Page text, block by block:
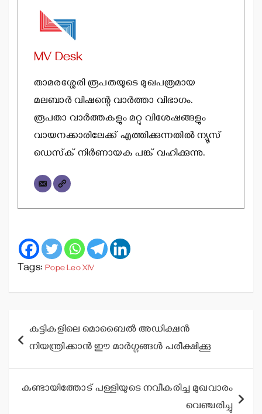
MV Desk
താമരശ്ശേരി രൂപതയുടെ മുഖപത്രമായ
മലബാര്‍ വിഷന്റെ വാര്‍ത്താ വിഭാഗം.
രൂപതാ വാര്‍ത്തകളും മറ്റു വിശേഷങ്ങളും
വായനക്കാരിലേക്ക് എത്തിക്കുന്നതില്‍ ന്യൂസ്
ഡെസ്‌ക് നിര്‍ണായക പങ്ക് വഹിക്കുന്നു.
Tags: Pope Leo XIV
navigation
കുട്ടികളിലെ മൊബൈല്‍ അഡിക്ഷന്‍
നിയന്ത്രിക്കാന്‍ ഈ മാര്‍ഗ്ഗങ്ങള്‍ പരീക്ഷിക്കൂ
കുണ്ടായിത്തോട് പള്ളിയുടെ നവീകരിച്ച മുഖവാരം
വെഞ്ചരിച്ചു